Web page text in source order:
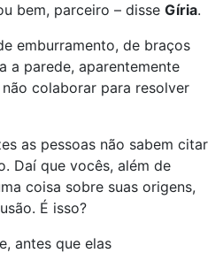
bem, parceiro – disse Gíria.
emburramento, de braços
a parede, aparentemente
colaborar para resolver
as pessoas não sabem citar
Daí que vocês, além de
coisa sobre suas origens,
É isso?
antes que elas